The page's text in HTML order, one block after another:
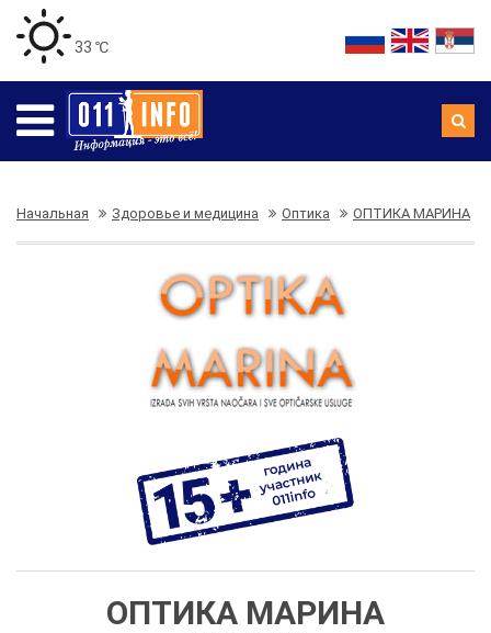
33 ℃
Начальная Здоровье и медицина Оптика ОПТИКА МАРИНА
ОПТИКА МАРИНА